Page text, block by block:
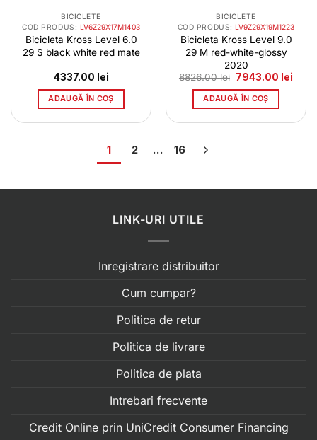
BICICLETE
COD PRODUS: LV6Z29X17M1403
Bicicleta Kross Level 6.0
29 S black white red mate
4337.00 lei
ADAUGĂ ÎN COȘ
BICICLETE
COD PRODUS:LV9Z29X19M1223
Bicicleta Kross Level 9.0
29 M red-white-glossy
2020
8826.00lei Prețul
a
fost:
8826.00 lei.
7943.00 lei
ADAUGĂ ÎN COȘ
1 2 … 16
LINK-URI UTILE
Inregistrare distribuitor
Cum cumpar?
Politica de retur
Politica de livrare
Politica de plata
Intrebari frecvente
Credit Online prin UniCredit Consumer Financing